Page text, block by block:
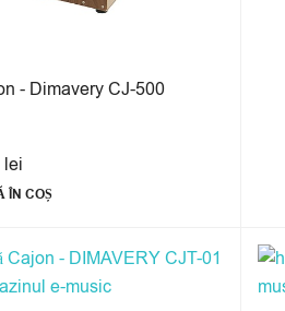
- Dimavery CJ-500
lei
ÎN COȘ